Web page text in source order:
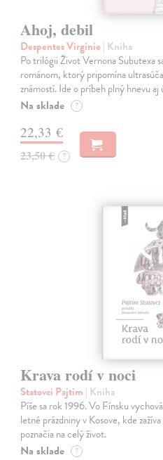
Ahoj, debil
Despentes Virginie | Kniha
Po trilógii Život Vernona Subutexa
románom, ktorý pripomína
známostí. Ide o príbeh plný hnevu
Na sklade ?
22,33 €
23,50 € ?
Krava rodí v noci
Statovci Pajtim | Kniha
Píše sa rok 1996. Vo Fínsku
letné prázdniny v Kosove, kde
poznačia na celý život.
Na sklade ?